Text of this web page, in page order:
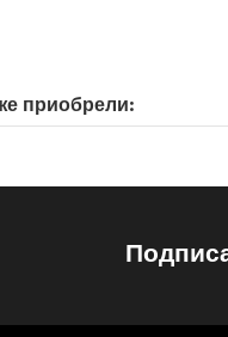
приобрели: